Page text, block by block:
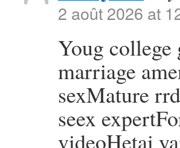
2 août 2026 at
Youg
marriage
sexMature
seex
videoHetai